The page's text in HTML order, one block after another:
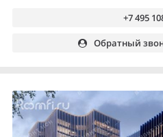
+7 495
Обратный